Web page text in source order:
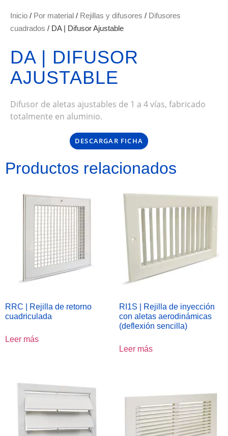
Inicio / Por material / Rejillas y difusores / Difusores
cuadrados / DA | Difusor Ajustable
DA | DIFUSOR
AJUSTABLE
Difusor de aletas ajustables de 1 a 4 vías, fabricado
totalmente en aluminio.
DESCARGAR FICHA
Productos relacionados
RRC | Rejilla de retorno
cuadriculada
Leer más
RI1S | Rejilla de inyección
con aletas aerodinámicas
(deflexión sencilla)
Leer más